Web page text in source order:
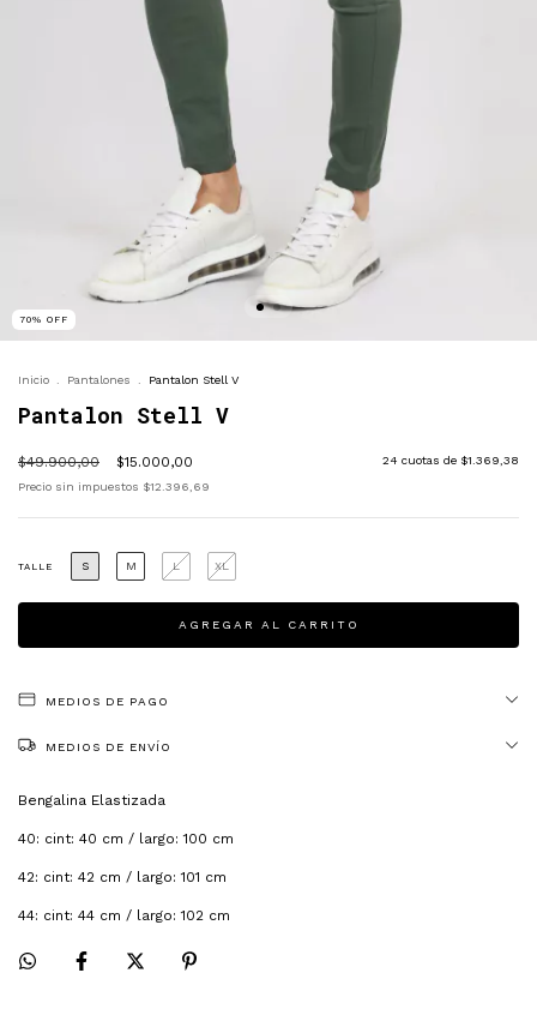
70% OFF
Inicio Pantalones Pantalon Stell V
Pantalon Stell V
$49.900,00 $15.000,00 24 cuotas de $1.369,38
Precio sin impuestos $12.396,69
TALLE S M L XL
MEDIOS DE PAGO
MEDIOS DE ENVÍO
Bengalina Elastizada
40: cint: 40 cm / largo: 100 cm
42: cint: 42 cm / largo: 101 cm
44: cint: 44 cm / largo: 102 cm